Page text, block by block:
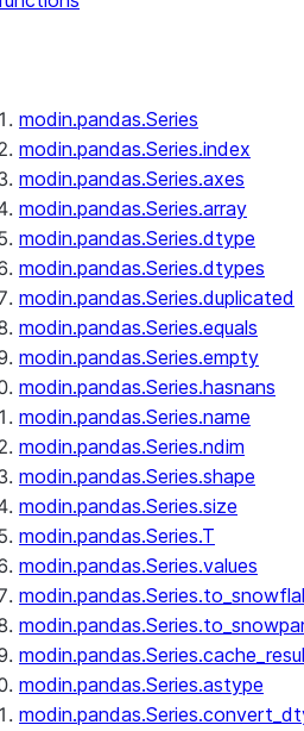
modin.pandas.Series
modin.pandas.Series.index
modin.pandas.Series.axes
modin.pandas.Series.array
modin.pandas.Series.dtype
modin.pandas.Series.dtypes
modin.pandas.Series.duplicated
modin.pandas.Series.equals
modin.pandas.Series.empty
modin.pandas.Series.hasnans
modin.pandas.Series.name
modin.pandas.Series.ndim
modin.pandas.Series.shape
modin.pandas.Series.size
modin.pandas.Series.T
modin.pandas.Series.values
modin.pandas.Series.astype